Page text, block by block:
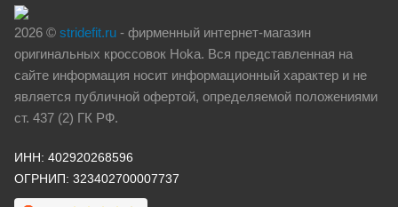
2026 © stridefit.ru - фирменный интернет-магазин
оригинальных кроссовок Hoka. Вся представленная на
сайте информация носит информационный характер и не
является публичной офертой, определяемой положениями
ст. 437 (2) ГК РФ.
ИНН: 402920268596
ОГРНИП: 323402700007737